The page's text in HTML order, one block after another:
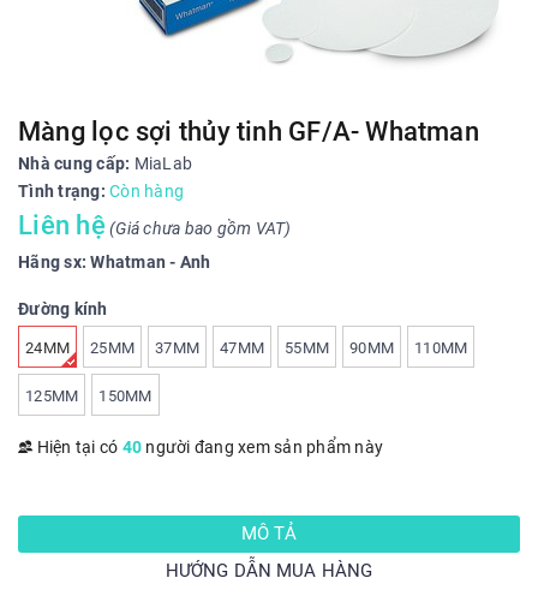
Màng lọc sợi thủy tinh GF/A- Whatman
Nhà cung cấp: MiaLab
Tình trạng: Còn hàng
Liên hệ (Giá chưa bao gồm VAT)
Hãng sx: Whatman - Anh
Đường kính
24MM 25MM 37MM 47MM 55MM 90MM 110MM
125MM 150MM
Hiện tại có 40 người đang xem sản phẩm này
MÔ TẢ
HƯỚNG DẪN MUA HÀNG